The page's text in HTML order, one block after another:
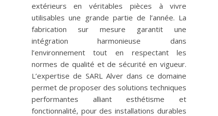
extérieurs en véritables pièces à vivre
utilisables une grande partie de l’année. La
fabrication sur mesure garantit une
intégration harmonieuse dans
l’environnement tout en respectant les
normes de qualité et de sécurité en vigueur.
L’expertise de SARL Alver dans ce domaine
permet de proposer des solutions techniques
performantes alliant esthétisme et
fonctionnalité, pour des installations durables